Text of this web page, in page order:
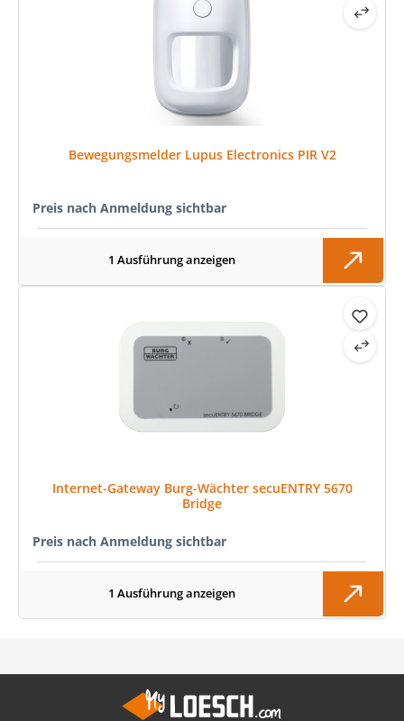
Bewegungsmelder Lupus Electronics PIR V2
Preis nach Anmeldung sichtbar
1 Ausführung anzeigen
Internet-Gateway Burg-Wächter secuENTRY 5670
Bridge
Preis nach Anmeldung sichtbar
1 Ausführung anzeigen